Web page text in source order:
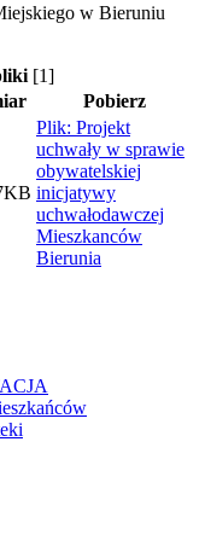
w Bieruniu
[1]
Pobierz
Plik: Projekt
uchwały w sprawie
obywatelskiej
inicjatywy
uchwałodawczej
Mieszkanców
Bierunia